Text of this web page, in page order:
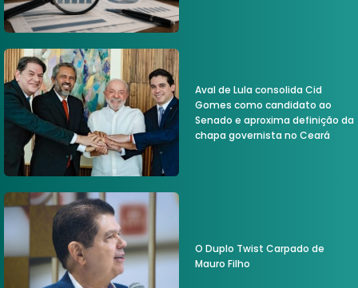
Aval de Lula consolida Cid
Gomes como candidato ao
Senado e aproxima definição da
chapa governista no Ceará
O Duplo Twist Carpado de
Mauro Filho